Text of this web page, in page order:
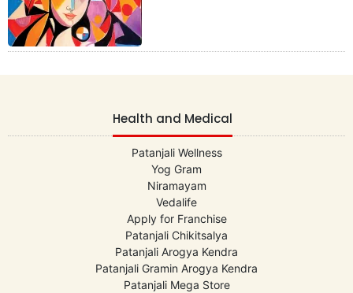
Health and Medical
Patanjali Wellness
Yog Gram
Niramayam
Vedalife
Apply for Franchise
Patanjali Chikitsalya
Patanjali Arogya Kendra
Patanjali Gramin Arogya Kendra
Patanjali Mega Store